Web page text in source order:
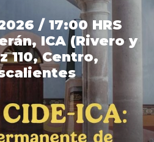
/ 17:00 HRS
ICA (Rivero y
110, Centro,